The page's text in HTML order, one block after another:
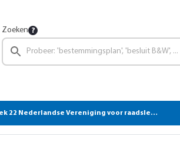
Zoeken
22 Nederlandse Vereniging voor raadsleden